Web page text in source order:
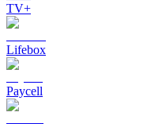
TV+
Lifebox
Paycell